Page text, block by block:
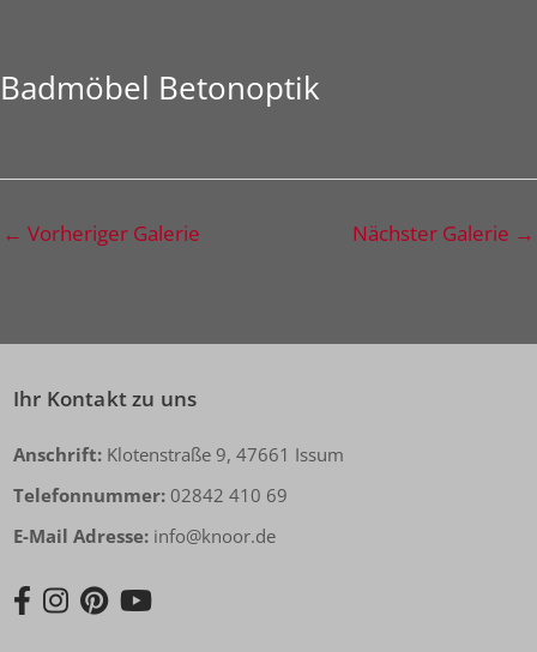
Badmöbel Betonoptik
← Vorheriger Galerie Nächster Galerie →
Ihr Kontakt zu uns
Anschrift: Klotenstraße 9, 47661 Issum
Telefonnummer: 02842 410 69
E-Mail Adresse: info@knoor.de